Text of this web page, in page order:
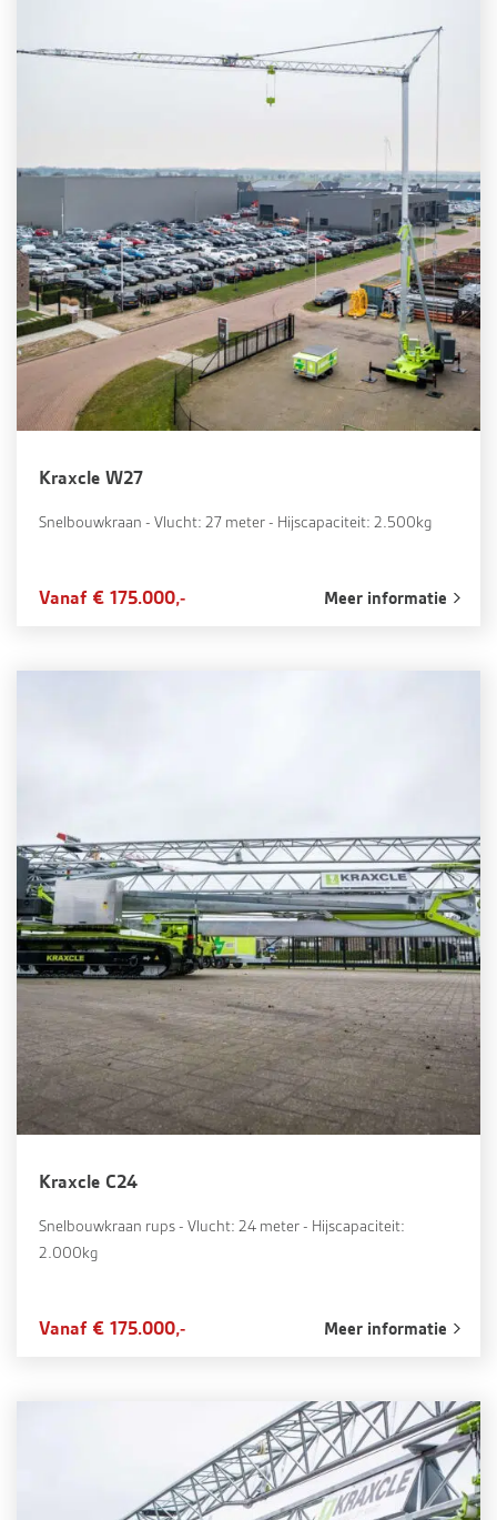
Kraxcle W27
Snelbouwkraan - Vlucht: 27 meter - Hijscapaciteit: 2.500kg
Vanaf € 175.000,- Meer informatie
Kraxcle C24
Snelbouwkraan rups - Vlucht: 24 meter - Hijscapaciteit:
2.000kg
Vanaf € 175.000,- Meer informatie